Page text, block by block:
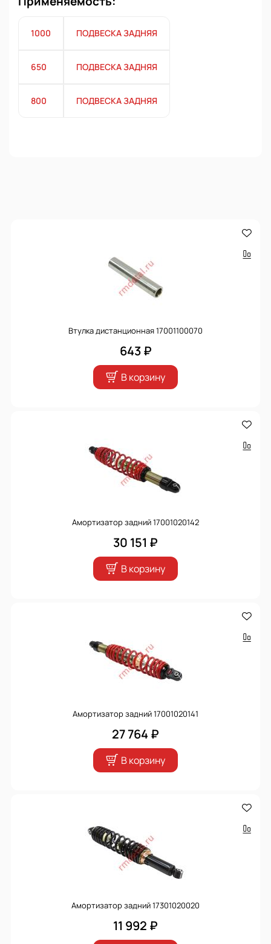
1000 ПОДВЕСКА ЗАДНЯЯ
650 ПОДВЕСКА ЗАДНЯЯ
800 ПОДВЕСКА ЗАДНЯЯ
Втулка дистанционная 17001100070
643 ₽
В корзину
Амортизатор задний 17001020142
30 151 ₽
В корзину
Амортизатор задний 17001020141
27 764 ₽
В корзину
Амортизатор задний 17301020020
11 992 ₽